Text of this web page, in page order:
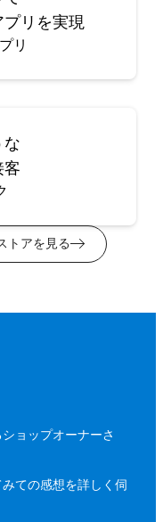
リを実現
リ
な
客
トアを見る
ョップオーナーさ
ての感想を詳しく伺